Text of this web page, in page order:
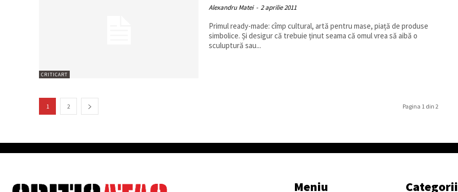
CRITICART
Alexandru Matei - 2 aprilie 2011
Primul ready-made: cîmp cultural, artă pentru mase, piață de produse
simbolice. Și desigur că trebuie ținut seama că omul vrea să aibă o
sculuptură sau...
1 2 Pagina 1 din 2
Meniu Categorii